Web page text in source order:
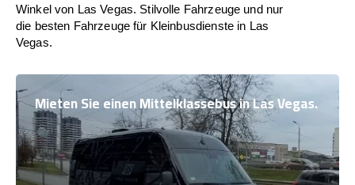
Winkel von Las Vegas. Stilvolle Fahrzeuge und nur
die besten Fahrzeuge für Kleinbusdienste in Las
Vegas.
Mieten Sie einen Mittelklassebus in Las Vegas.